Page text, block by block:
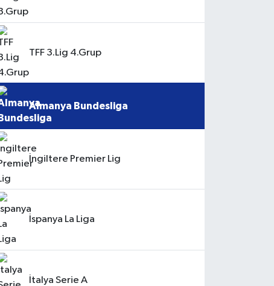
TFF 3.Lig 4.Grup
Almanya Bundesliga
İngiltere Premier Lig
İspanya La Liga
İtalya Serie A